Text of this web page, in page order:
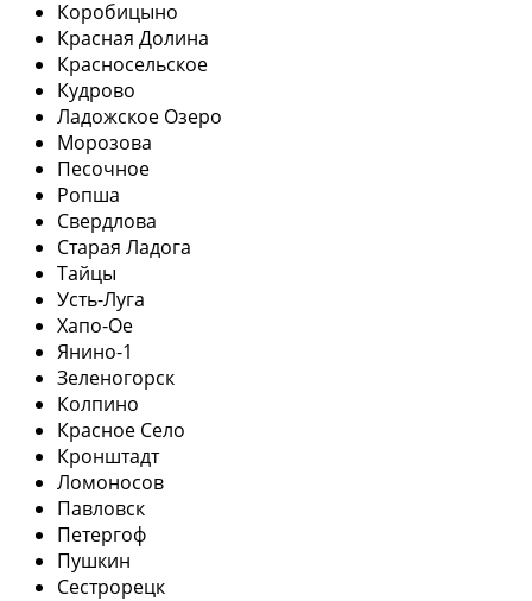
Коробицыно
Красная Долина
Красносельское
Кудрово
Ладожское Озеро
Морозова
Песочное
Ропша
Свердлова
Старая Ладога
Тайцы
Усть-Луга
Хапо-Ое
Янино-1
Зеленогорск
Колпино
Красное Село
Кронштадт
Ломоносов
Павловск
Петергоф
Пушкин
Сестрорецк